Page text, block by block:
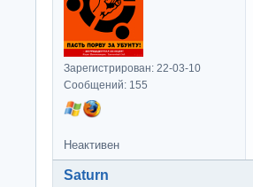
Зарегистрирован: 22-03-10
Сообщений: 155
Неактивен
Saturn